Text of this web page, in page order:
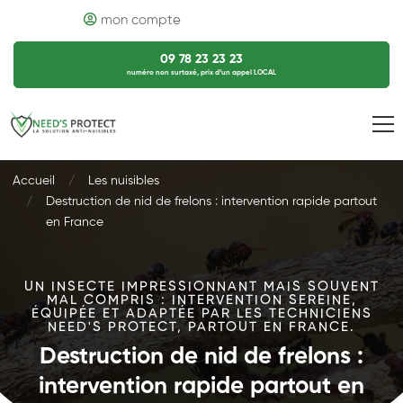
mon compte
09 78 23 23 23
numéro non surtaxé, prix d’un appel LOCAL
Accueil
Les nuisibles
Destruction de nid de frelons : intervention rapide partout
en France
UN INSECTE IMPRESSIONNANT MAIS SOUVENT
MAL COMPRIS : INTERVENTION SEREINE,
ÉQUIPÉE ET ADAPTÉE PAR LES TECHNICIENS
NEED'S PROTECT, PARTOUT EN FRANCE.
Destruction de nid de frelons :
intervention rapide partout en